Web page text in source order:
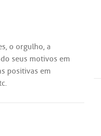
, o orgulho, a
seus motivos em
positivas em
.